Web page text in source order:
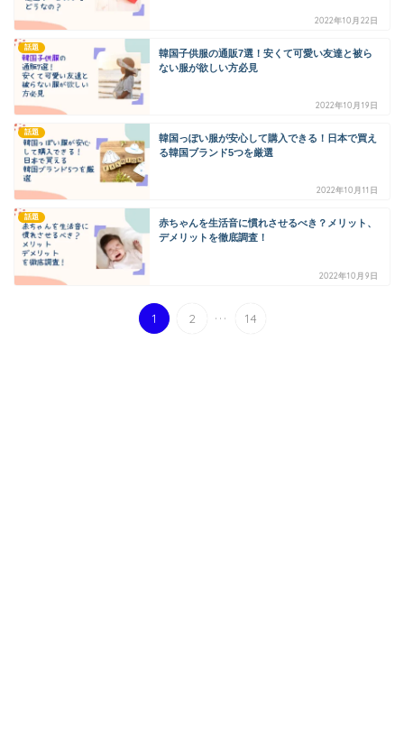
2022年10月22日
話題
韓国子供服の通販7選！安くて可愛い友達と被ら
ない服が欲しい方必見
2022年10月19日
話題
韓国っぽい服が安心して購入できる！日本で買え
る韓国ブランド5つを厳選
2022年10月11日
話題
赤ちゃんを生活音に慣れさせるべき？メリット、
デメリットを徹底調査！
2022年10月9日
1 2 ... 14